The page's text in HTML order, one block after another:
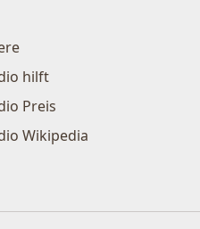
hilft
Preis
Wikipedia